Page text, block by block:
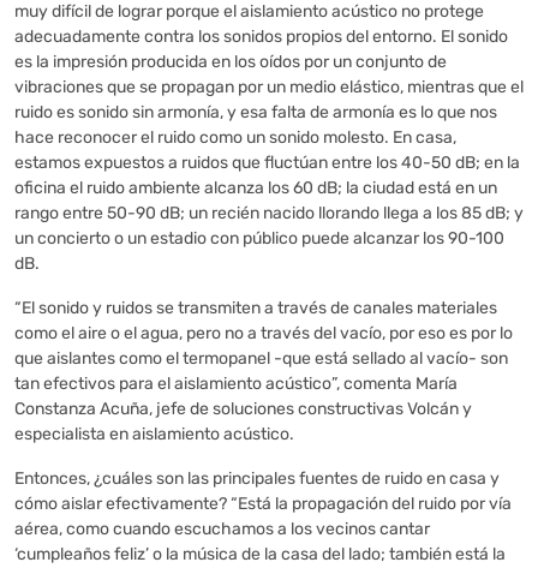
muy difícil de lograr porque el aislamiento acústico no protege
adecuadamente contra los sonidos propios del entorno. El sonido
es la impresión producida en los oídos por un conjunto de
vibraciones que se propagan por un medio elástico, mientras que el
ruido es sonido sin armonía, y esa falta de armonía es lo que nos
hace reconocer el ruido como un sonido molesto. En casa,
estamos expuestos a ruidos que fluctúan entre los 40-50 dB; en la
oficina el ruido ambiente alcanza los 60 dB; la ciudad está en un
rango entre 50-90 dB; un recién nacido llorando llega a los 85 dB; y
un concierto o un estadio con público puede alcanzar los 90-100
dB.
“El sonido y ruidos se transmiten a través de canales materiales
como el aire o el agua, pero no a través del vacío, por eso es por lo
que aislantes como el termopanel -que está sellado al vacío- son
tan efectivos para el aislamiento acústico”, comenta María
Constanza Acuña, jefe de soluciones constructivas Volcán y
especialista en aislamiento acústico.
Entonces, ¿cuáles son las principales fuentes de ruido en casa y
cómo aislar efectivamente? “Está la propagación del ruido por vía
aérea, como cuando escuchamos a los vecinos cantar
‘cumpleaños feliz’ o la música de la casa del lado; también está la